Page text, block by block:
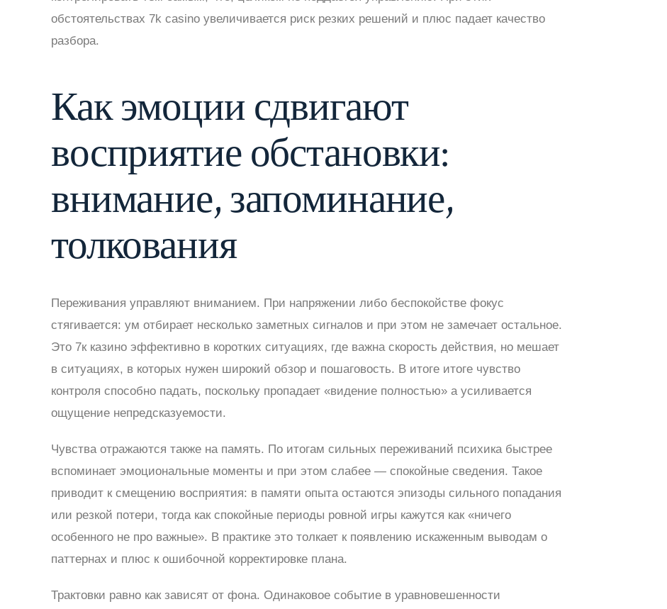
обстоятельствах 7k casino увеличивается риск резких решений и плюс падает качество
разбора.
Как эмоции сдвигают
восприятие обстановки:
внимание, запоминание,
толкования
Переживания управляют вниманием. При напряжении либо беспокойстве фокус
стягивается: ум отбирает несколько заметных сигналов и при этом не замечает остальное.
Это 7к казино эффективно в коротких ситуациях, где важна скорость действия, но мешает
в ситуациях, в которых нужен широкий обзор и пошаговость. В итоге итоге чувство
контроля способно падать, поскольку пропадает «видение полностью» а усиливается
ощущение непредсказуемости.
Чувства отражаются также на память. По итогам сильных переживаний психика быстрее
вспоминает эмоциональные моменты и при этом слабее — спокойные сведения. Такое
приводит к смещению восприятия: в памяти опыта остаются эпизоды сильного попадания
или резкой потери, тогда как спокойные периоды ровной игры кажутся как «ничего
особенного не про важные». В практике это толкает к появлению искаженным выводам о
паттернах и плюс к ошибочной корректировке плана.
Трактовки равно как зависят от фона. Одинаковое событие в уравновешенности